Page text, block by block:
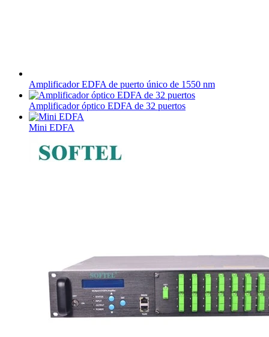
Amplificador EDFA de puerto único de 1550 nm
Amplificador óptico EDFA de 32 puertos
Mini EDFA